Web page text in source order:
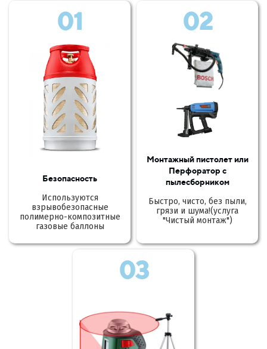
01
Безопасность
Используются
взрывобезопасные
полимерно-композитные
газовые баллоны
02
Монтажный пистолет или
Перфоратор с
пылесборником
Быстро, чисто, без пыли,
грязи и шума!(услуга
"Чистый монтаж")
03